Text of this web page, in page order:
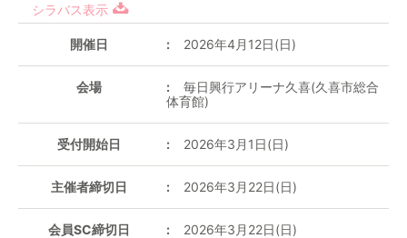
シラバス表示
開催日 2026年4月12日(日)
会場
毎日興行アリーナ久喜(久喜市総合
体育館)
受付開始日 2026年3月1日(日)
主催者締切日 2026年3月22日(日)
会員SC締切日 2026年3月22日(日)